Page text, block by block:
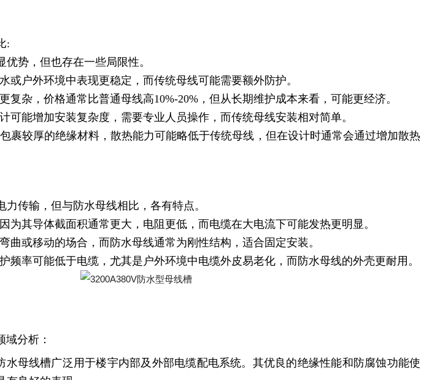
:
势，但也存在一些局限性。
或户外环境中表现更稳定，而传统母线可能需要额外防护。
复杂，价格通常比普通母线高10%-20%，但从长期维护成本来看，可能更经济。
可能增加安装复杂度，需要专业人员操作，而传统母线安装相对简单。
裹较厚的绝缘材料，散热能力可能略低于传统母线，但在设计时通常会通过增加散热
传输，但与防水母线相比，各有特点。
为其导体截面积通常更大，电阻更低，而电缆在大电流下可能发热更明显。
曲或移动的场合，而防水母线通常为刚性结构，适合固定安装。
频率可能低于电缆，尤其是户外环境中电缆外皮易老化，而防水母线的外壳更耐用。
域分析：
水母线槽广泛用于楼宇内部及外部电缆配电系统。其优良的绝缘性能和防腐蚀功能使